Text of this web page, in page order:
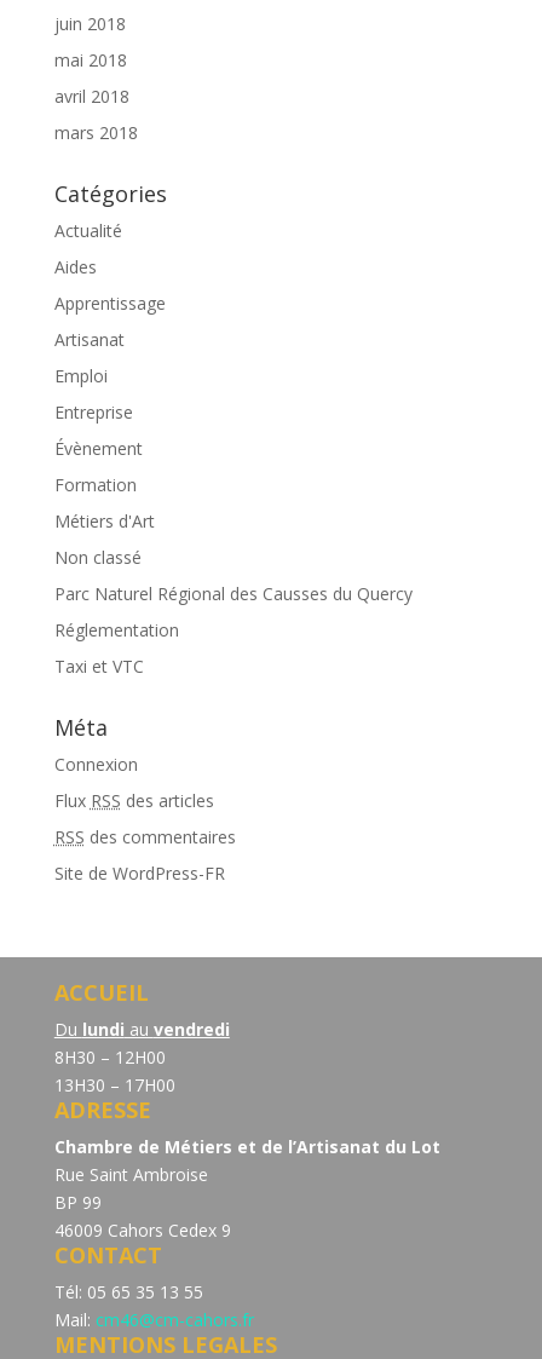
juin 2018
mai 2018
avril 2018
mars 2018
Catégories
Actualité
Aides
Apprentissage
Artisanat
Emploi
Entreprise
Évènement
Formation
Métiers d'Art
Non classé
Parc Naturel Régional des Causses du Quercy
Réglementation
Taxi et VTC
Méta
Connexion
Flux RSS des articles
RSS des commentaires
Site de WordPress-FR
ACCUEIL
Du lundi au vendredi
8H30 – 12H00
13H30 – 17H00
ADRESSE
Chambre de Métiers et de l’Artisanat du Lot
Rue Saint Ambroise
BP 99
46009 Cahors Cedex 9
CONTACT
Tél: 05 65 35 13 55
Mail: cm46@cm-cahors.fr
MENTIONS LEGALES